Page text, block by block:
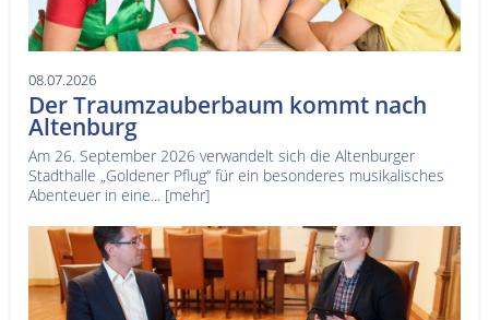
08.07.2026
Der Traumzauberbaum kommt nach
Altenburg
Am 26. September 2026 verwandelt sich die Altenburger
Stadthalle „Goldener Pflug“ für ein besonderes musikalisches
Abenteuer in eine... [mehr]